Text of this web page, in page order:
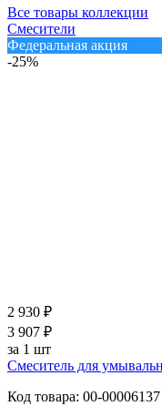
Все товары коллекции
Смесители
Федеральная акция
-25%
2 930 ₽
3 907 ₽
за 1 шт
Смеситель для
Код товара: 00-00006137